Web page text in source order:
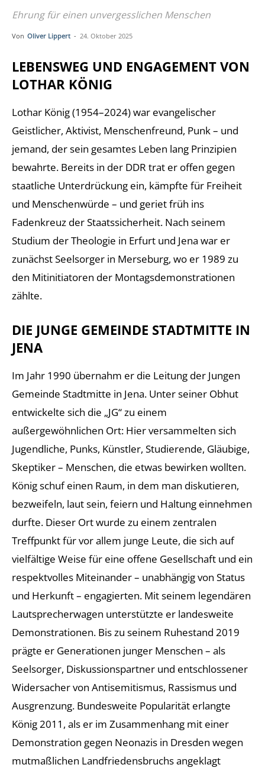
Ehrung für einen unvergesslichen Menschen
Von Oliver Lippert - 24. Oktober 2025
LEBENSWEG UND ENGAGEMENT VON
LOTHAR KÖNIG
Lothar König (1954–2024) war evangelischer
Geistlicher, Aktivist, Menschenfreund, Punk – und
jemand, der sein gesamtes Leben lang Prinzipien
bewahrte. Bereits in der DDR trat er offen gegen
staatliche Unterdrückung ein, kämpfte für Freiheit
und Menschenwürde – und geriet früh ins
Fadenkreuz der Staatssicherheit. Nach seinem
Studium der Theologie in Erfurt und Jena war er
zunächst Seelsorger in Merseburg, wo er 1989 zu
den Mitinitiatoren der Montagsdemonstrationen
zählte.
DIE JUNGE GEMEINDE STADTMITTE IN
JENA
Im Jahr 1990 übernahm er die Leitung der Jungen
Gemeinde Stadtmitte in Jena. Unter seiner Obhut
entwickelte sich die „JG“ zu einem
außergewöhnlichen Ort: Hier versammelten sich
Jugendliche, Punks, Künstler, Studierende, Gläubige,
Skeptiker – Menschen, die etwas bewirken wollten.
König schuf einen Raum, in dem man diskutieren,
bezweifeln, laut sein, feiern und Haltung einnehmen
durfte. Dieser Ort wurde zu einem zentralen
Treffpunkt für vor allem junge Leute, die sich auf
vielfältige Weise für eine offene Gesellschaft und ein
respektvolles Miteinander – unabhängig von Status
und Herkunft – engagierten. Mit seinem legendären
Lautsprecherwagen unterstützte er landesweite
Demonstrationen. Bis zu seinem Ruhestand 2019
prägte er Generationen junger Menschen – als
Seelsorger, Diskussionspartner und entschlossener
Widersacher von Antisemitismus, Rassismus und
Ausgrenzung. Bundesweite Popularität erlangte
König 2011, als er im Zusammenhang mit einer
Demonstration gegen Neonazis in Dresden wegen
mutmaßlichen Landfriedensbruchs angeklagt